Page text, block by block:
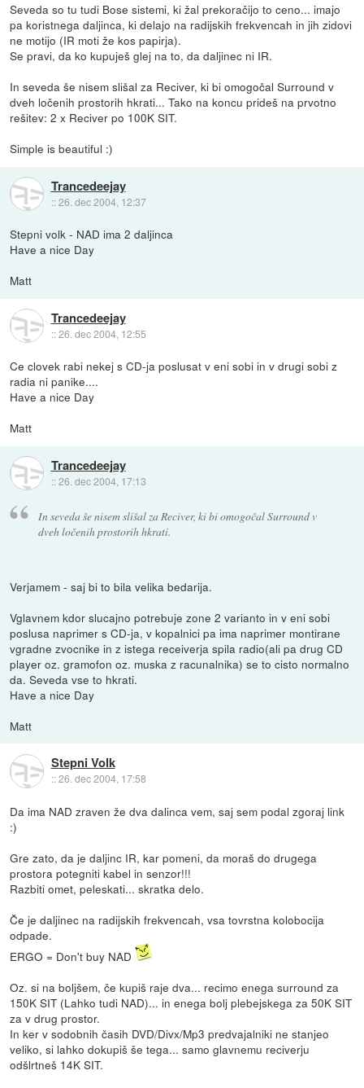
Seveda so tu tudi Bose sistemi, ki žal prekoračijo to ceno... imajo
pa koristnega daljinca, ki delajo na radijskih frekvencah in jih zidovi
ne motijo (IR moti že kos papirja).
Se pravi, da ko kupuješ glej na to, da daljinec ni IR.
In seveda še nisem slišal za Reciver, ki bi omogočal Surround v
dveh ločenih prostorih hkrati... Tako na koncu prideš na prvotno
rešitev: 2 x Reciver po 100K SIT.
Simple is beautiful :)
Trancedeejay
::26. dec 2004, 12:37
Stepni volk - NAD ima 2 daljinca
Have a nice Day
Matt
Trancedeejay
::26. dec 2004, 12:55
Ce clovek rabi nekej s CD-ja poslusat v eni sobi in v drugi sobi z
radia ni panike....
Have a nice Day
Matt
Trancedeejay
::26. dec 2004, 17:13
In seveda še nisem slišal za Reciver, ki bi omogočal Surround v
dveh ločenih prostorih hkrati.
Verjamem - saj bi to bila velika bedarija.
Vglavnem kdor slucajno potrebuje zone 2 varianto in v eni sobi
poslusa naprimer s CD-ja, v kopalnici pa ima naprimer montirane
vgradne zvocnike in z istega receiverja spila radio(ali pa drug CD
player oz. gramofon oz. muska z racunalnika) se to cisto normalno
da. Seveda vse to hkrati.
Have a nice Day
Matt
Stepni Volk
::26. dec 2004, 17:58
Da ima NAD zraven že dva dalinca vem, saj sem podal zgoraj link
:)
Gre zato, da je daljinc IR, kar pomeni, da moraš do drugega
prostora potegniti kabel in senzor!!!
Razbiti omet, peleskati... skratka delo.
Če je daljinec na radijskih frekvencah, vsa tovrstna kolobocija
odpade.
ERGO = Don't buy NAD
Oz. si na boljšem, če kupiš raje dva... recimo enega surround za
150K SIT (Lahko tudi NAD)... in enega bolj plebejskega za 50K SIT
za v drug prostor.
In ker v sodobnih časih DVD/Divx/Mp3 predvajalniki ne stanjeo
veliko, si lahko dokupiš še tega... samo glavnemu reciverju
odšlrtneš 14K SIT.